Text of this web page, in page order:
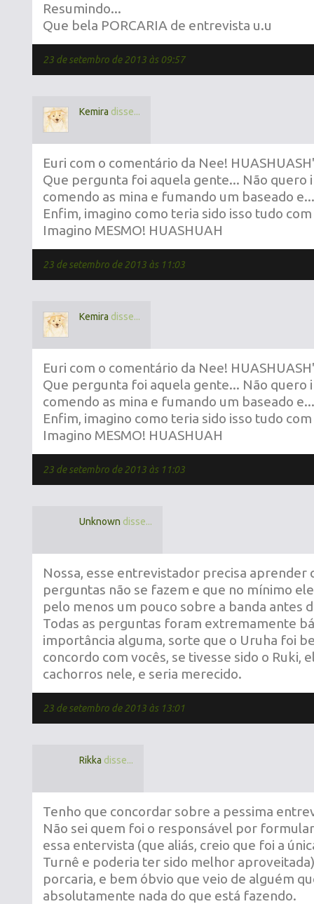
Resumindo...
Que bela PORCARIA de entrevista u.u
23 de setembro de 2013 às 09:57
Kemira disse...
Euri com o comentário da Nee! HUASHUASH'
Que pergunta foi aquela gente... Não quero
comendo as mina e fumando um baseado
Enfim, imagino como teria sido isso tudo
Imagino MESMO! HUASHUAH
23 de setembro de 2013 às 11:03
Kemira disse...
Euri com o comentário da Nee! HUASHUASH'
Que pergunta foi aquela gente... Não quero
comendo as mina e fumando um baseado
Enfim, imagino como teria sido isso tudo
Imagino MESMO! HUASHUAH
23 de setembro de 2013 às 11:03
Unknown disse...
Nossa, esse entrevistador precisa aprender
perguntas não se fazem e que no mínimo
pelo menos um pouco sobre a banda antes
Todas as perguntas foram extremamente
importância alguma, sorte que o Uruha foi
concordo com vocês, se tivesse sido o Ruki,
cachorros nele, e seria merecido.
23 de setembro de 2013 às 13:01
Rikka disse...
Tenho que concordar sobre a pessima
Não sei quem foi o responsável por
essa entervista (que aliás, creio que foi a
Turnê e poderia ter sido melhor
porcaria, e bem óbvio que veio de alguém
absolutamente nada do que está fazendo.